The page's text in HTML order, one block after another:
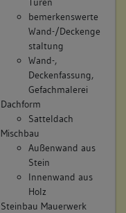
bemerkenswerte
Wand-/Deckenge
staltung
Wand-,
Deckenfassung,
Gefachmalerei
Dachform
Satteldach
Mischbau
Außenwand aus
Stein
Innenwand aus
Holz
Steinbau Mauerwerk